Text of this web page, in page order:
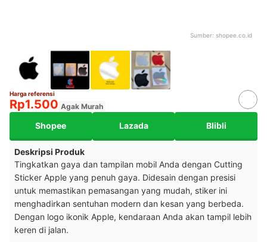
Sumber: shopee.co.id
Harga referensi
Rp1.500 Agak Murah
Shopee Lazada Blibli
Deskripsi Produk
Tingkatkan gaya dan tampilan mobil Anda dengan Cutting
Sticker Apple yang penuh gaya. Didesain dengan presisi
untuk memastikan pemasangan yang mudah, stiker ini
menghadirkan sentuhan modern dan kesan yang berbeda.
Dengan logo ikonik Apple, kendaraan Anda akan tampil lebih
keren di jalan.